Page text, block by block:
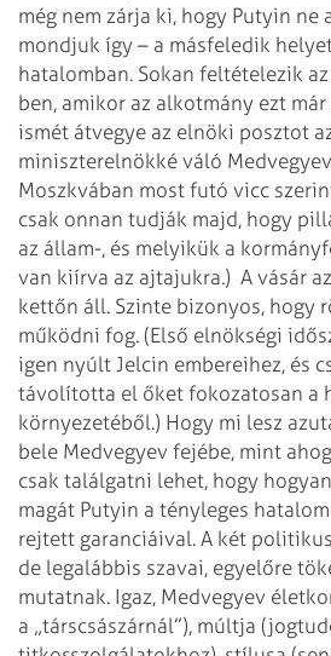
még nem zárja ki, hogy Putyin ne
mondjuk így – a másfeledik
hatalomban. Sokan feltételezik
ben, amikor az alkotmány ezt
ismét átvegye az elnöki posztot
miniszterelnökké váló
Moszkvában most futó vicc
csak onnan tudják majd, hogy
az állam-, és melyikük a
van kiírva az ajtajukra.) A vásár
kettőn áll. Szinte bizonyos, hogy
működni fog. (Első elnökségi
igen nyúlt Jelcin embereihez, és
távolította el őket fokozatosan a
környezetéből.) Hogy mi lesz
bele Medvegyev fejébe, mint
csak találgatni lehet, hogy
magát Putyin a tényleges
rejtett garanciáival. A két
de legalábbis szavai, egyelőre
mutatnak. Igaz, Medvegyev
a „társcsászárnál”), múltja